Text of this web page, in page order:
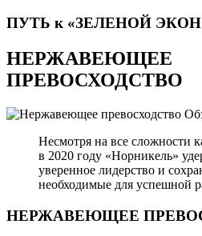
ПУТЬ к «ЗЕЛЕНОЙ
НЕРЖАВЕЮЩЕЕ
ПРЕВОСХОДСТВО
Несмотря на все сложности
в 2020 году «Норникель»
уверенное лидерство и
необходимые для успешной
НЕРЖАВЕЮЩЕЕ